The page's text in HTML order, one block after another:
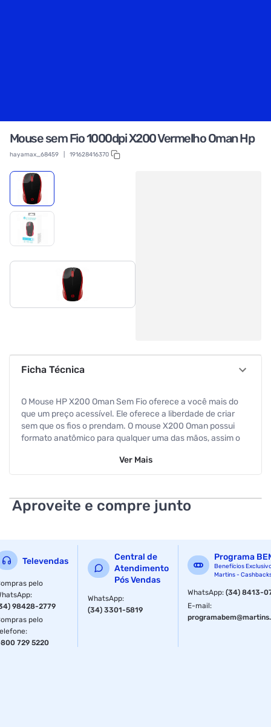
Mouse sem Fio 1000dpi X200 Vermelho Oman Hp
hayamax_68459 191628416370
Ficha Técnica
O Mouse HP X200 Oman Sem Fio oferece a você mais do
que um preço acessível. Ele oferece a liberdade de criar
sem que os fios o prendam. O mouse X200 Oman possui
formato anatômico para qualquer uma das mãos, assim o
Informação adicional:
- 3 Botões padrão e roda de rolagem; - Formato
ambidestro; - Resolução 1000dpi; - Receptor nano sem fio
USB a 2,4 GHz. Requisitos mínimos do sistema: - Porta USB
disponível; - Microsoft Windows Vista/7/8. Número de
Homologação Anatel: 02645-16-07717
Ver Mais
Aproveite e compre junto
Televendas
pelo
:
98428-2779
pelo
:
729 5220
Central de
Atendimento
Pós Vendas
WhatsApp:
(34) 3301-5819
Programa
Benefícios
Martins -
WhatsApp:(34) 8413-
E-mail: